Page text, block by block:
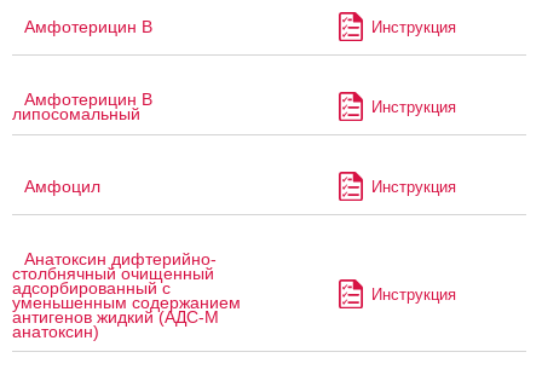
Амфотерицин В Инструкция
Амфотерицин В
липосомальный Инструкция
Амфоцил Инструкция
Анатоксин дифтерийно-
столбнячный очищенный
адсорбированный с
уменьшенным содержанием
антигенов жидкий (АДС-М
анатоксин)
Инструкция